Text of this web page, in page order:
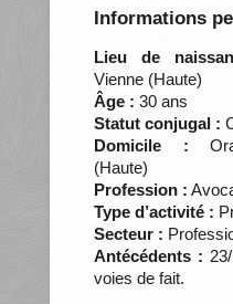
Informations
Lieu de
Vienne (Haute)
Âge : 30 ans
Statut conjugal :
Domicile :
(Haute)
Profession :
Type d’activité :
Secteur :
Antécédents :
voies de fait.